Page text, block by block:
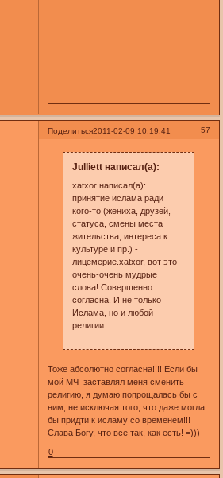
Поделиться 57
2011-02-09 10:19:41
Julliett написал(а):
xatxor написал(а):
принятие ислама ради
кого-то (жениха, друзей,
статуса, смены места
жительства, интереса к
культуре и пр.) -
лицемерие.xatxor, вот это -
очень-очень мудрые
слова! Совершенно
согласна. И не только
Ислама, но и любой
религии.
Тоже абсолютно согласна!!!! Если бы
мой МЧ заставлял меня сменить
религию, я думаю попрощалась бы с
ним, не исключая того, что даже могла
бы придти к исламу со временем!!!
Слава Богу, что все так, как есть! =)))
0